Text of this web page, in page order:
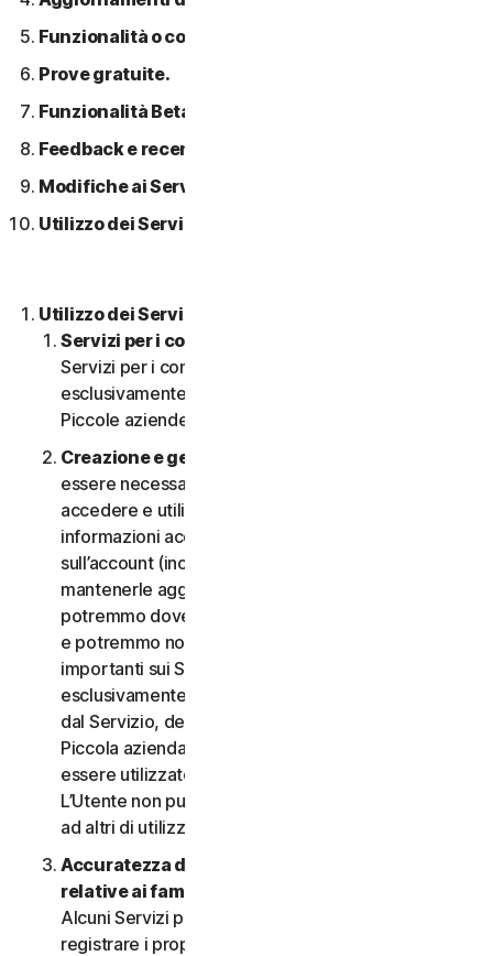
Funzionalità o contenuti di terzi.
Prove gratuite.
Funzionalità Beta.
Feedback e recensioni.
Modifiche ai Servizi.
Utilizzo dei Servizi in una rete.
Utilizzo dei Servizi.
Servizi per i consumatori o aziendali
Servizi per i consumatori sono concepiti e adatti
esclusivamente per i consumatori, non per le
Piccole aziende.
Creazione e gestione di un account.
essere necessario disporre di un account per
accedere e utilizzare i Servizi. È importante fornire
informazioni accurate, complete e aggiornate
sull’account (incluso un indirizzo e-mail valido) e
mantenerle aggiornate. In caso contrario,
potremmo dover sospendere o chiudere l’account
e potremmo non riuscire a inviare notifiche
importanti sui Servizi. L’account è personale ed
esclusivamente a uso dell’Utente (o, se consentito
dal Servizio, dei relativi familiari o della relativa
Piccola azienda) per gestire i Servizi, e non deve
essere utilizzato da terzi per alcuno scopo.
L’Utente non può vendere, trasferire o consentire
ad altri di utilizzare le credenziali dell’account.
Accuratezza delle informazioni (incluse quelle
relative ai familiari o alla Piccola azienda)
Alcuni Servizi potrebbero consentire all’Utente di
registrare i propri familiari, i dipendenti della